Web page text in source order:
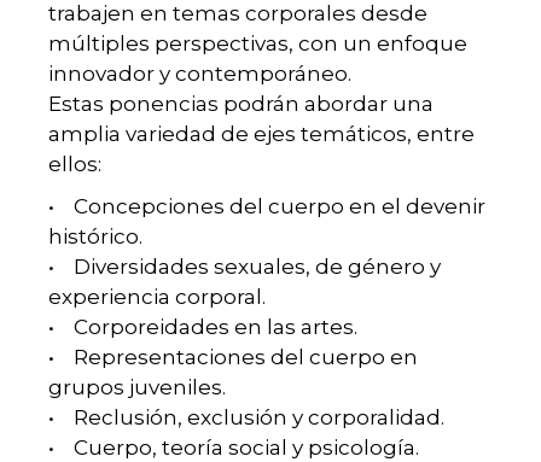
trabajen en temas corporales desde
múltiples perspectivas, con un enfoque
innovador y contemporáneo.
Estas ponencias podrán abordar una
amplia variedad de ejes temáticos, entre
ellos:
• Concepciones del cuerpo en el devenir
histórico.
• Diversidades sexuales, de género y
experiencia corporal.
• Corporeidades en las artes.
• Representaciones del cuerpo en
grupos juveniles.
• Reclusión, exclusión y corporalidad.
• Cuerpo, teoría social y psicología.